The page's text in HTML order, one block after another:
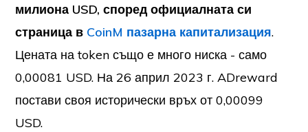
милиона USD, според официалната си
страница в CoinM пазарна капитализация.
Цената на token също е много ниска - само
0,00081 USD. На 26 април 2023 г. ADreward
постави своя исторически връх от 0,00099
USD.